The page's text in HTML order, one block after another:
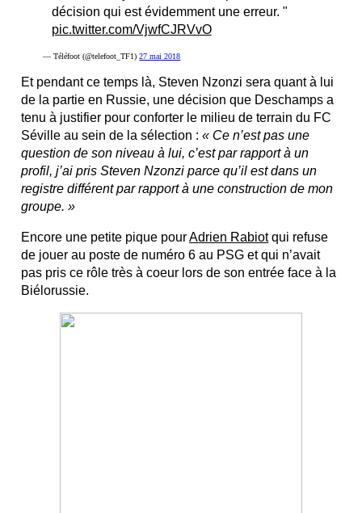
décision qui est évidemment une erreur. "
pic.twitter.com/VjwfCJRVvO
— Téléfoot (@telefoot_TF1)27 mai 2018
Et pendant ce temps là, Steven Nzonzi sera quant à lui
de la partie en Russie, une décision que Deschamps a
tenu à justifier pour conforter le milieu de terrain du FC
Séville au sein de la sélection :« Ce n’est pas une
question de son niveau à lui, c’est par rapport à un
profil, j’ai pris Steven Nzonzi parce qu’il est dans un
registre différent par rapport à une construction de mon
groupe. »
Encore une petite pique pourAdrien Rabiotqui refuse
de jouer au poste de numéro 6 au PSG et qui n’avait
pas pris ce rôle très à coeur lors de son entrée face à la
Biélorussie.